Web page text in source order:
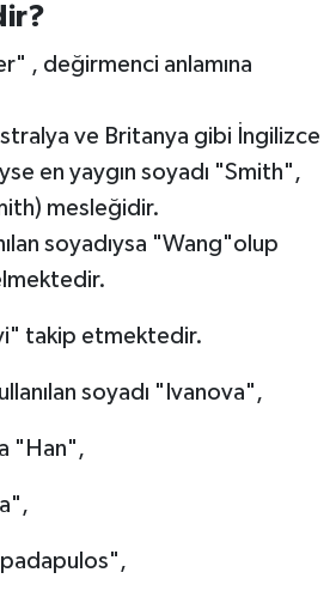
, değirmenci anlamına
ve Britanya gibi İngilizce
en yaygın soyadı "Smith",
mesleğidir.
soyadıysa "Wang"olup
takip etmektedir.
soyadı "Ivanova",
"Han",